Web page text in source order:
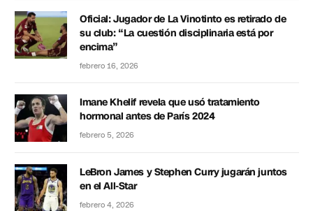
Oficial: Jugador de La Vinotinto es retirado de
su club: “La cuestión disciplinaria está por
encima”
febrero 16, 2026
Imane Khelif revela que usó tratamiento
hormonal antes de París 2024
febrero 5, 2026
LeBron James y Stephen Curry jugarán juntos
en el All-Star
febrero 4, 2026